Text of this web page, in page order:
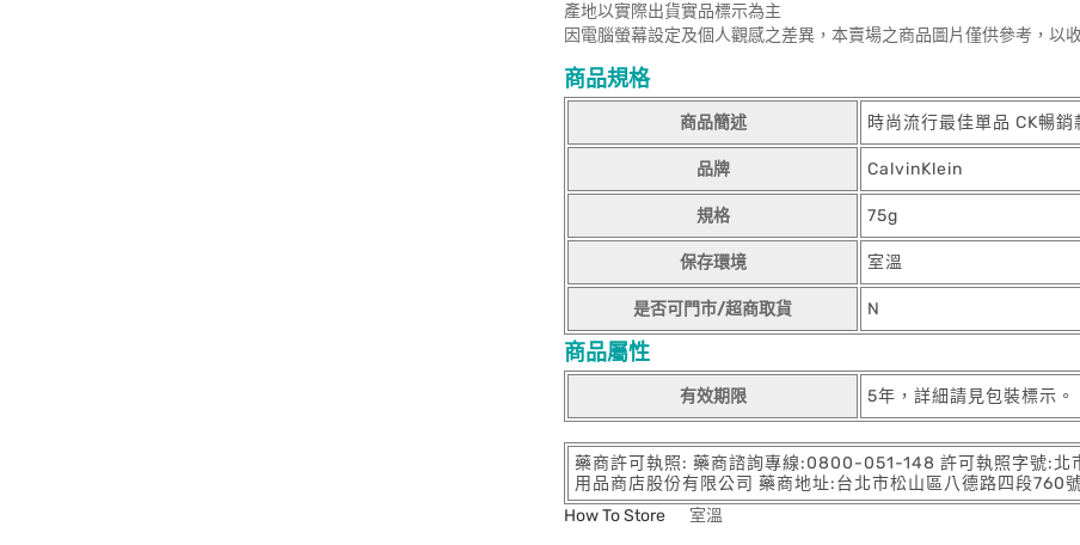
產地以實際出貨實品標示為主
因電腦螢幕設定及個人觀感之差異，本賣場之商品圖片僅供參考，以
商品規格
商品簡述 時尚流行最佳單品 CK暢
品牌 CalvinKlein
規格 75g
保存環境 室溫
是否可門市/超商取貨 N
商品屬性
有效期限 5年，詳細請見包裝標示。
藥商許可執照: 藥商諮詢專線:0800-051-148 許可執照字號:北
用品商店股份有限公司 藥商地址:台北市松山區八德路四段
How To Store
室溫